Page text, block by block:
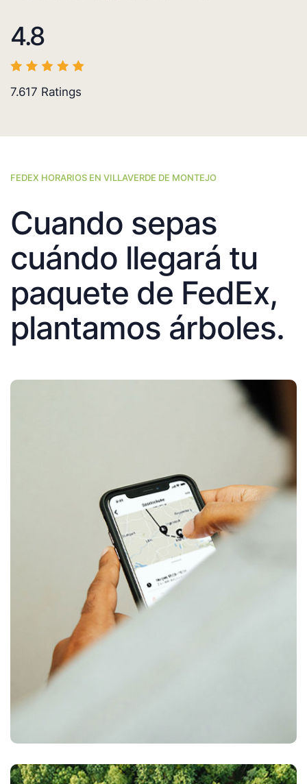
4.8
7.617 Ratings
FEDEX HORARIOS EN VILLAVERDE DE MONTEJO
Cuando sepas
cuándo llegará tu
paquete de FedEx,
plantamos árboles.